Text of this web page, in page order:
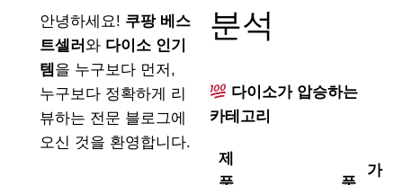
안녕하세요! 쿠팡 베스
트셀러 와 다이소 인기
템 을 누구보다 먼저,
누구보다 정확하게 리
뷰하는 전문 블로그에
오신 것을 환영합니다.
분석
다이소가 압승하는
카테고리
제
가